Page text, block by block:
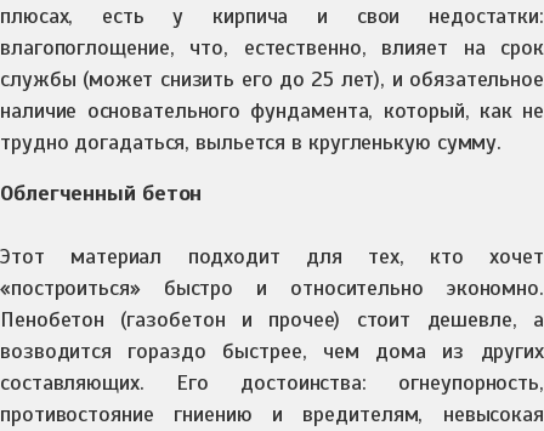
плюсах, есть у кирпича и свои недостатки:
влагопоглощение, что, естественно, влияет на срок
службы (может снизить его до 25 лет), и обязательное
наличие основательного фундамента, который, как не
трудно догадаться, выльется в кругленькую сумму.
Облегченный бетон
Этот материал подходит для тех, кто хочет
«построиться» быстро и относительно экономно.
Пенобетон (газобетон и прочее) стоит дешевле, а
возводится гораздо быстрее, чем дома из других
составляющих. Его достоинства: огнеупорность,
противостояние гниению и вредителям, невысокая